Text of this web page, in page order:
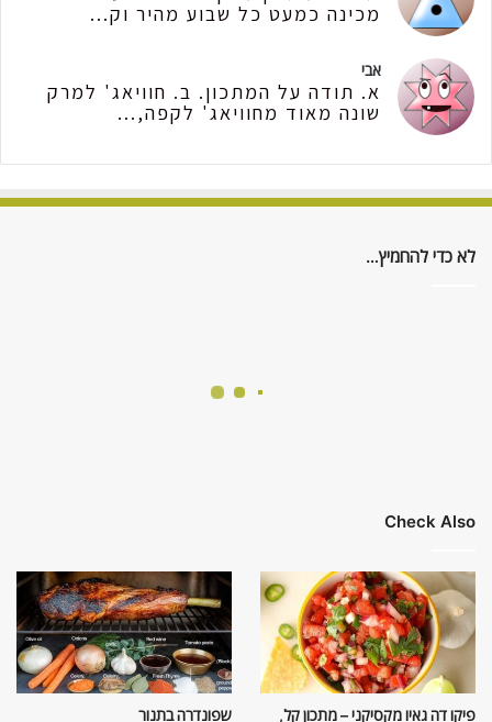
מכינה כמעט כל שבוע מהיר וק...
אבי
א. תודה על המתכון. ב. חוויאג' למרק
שונה מאוד מחוויאג' לקפה,...
לא כדי להחמיץ…
Check Also
פיקו דה גאיו מקסיקני – מתכון קל,
שפונדרה בתנור